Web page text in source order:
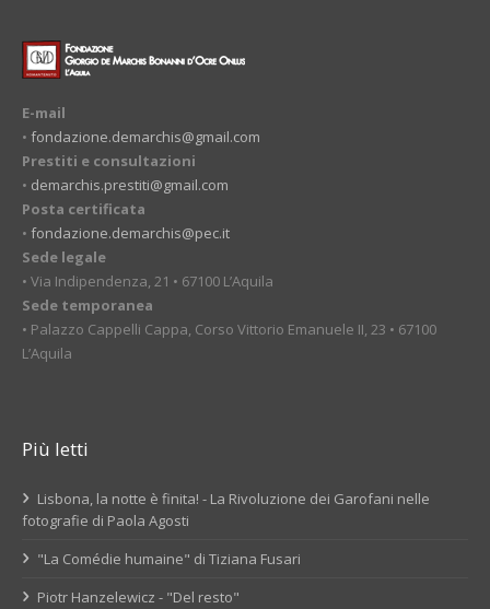
E-mail
• fondazione.demarchis@gmail.com
Prestiti e consultazioni
• demarchis.prestiti@gmail.com
Posta certificata
• fondazione.demarchis@pec.it
Sede legale
• Via Indipendenza, 21 • 67100 L’Aquila
Sede temporanea
• Palazzo Cappelli Cappa, Corso Vittorio Emanuele II, 23 • 67100
L’Aquila
Più letti
Lisbona, la notte è finita! - La Rivoluzione dei Garofani nelle
fotografie di Paola Agosti
"La Comédie humaine" di Tiziana Fusari
Piotr Hanzelewicz - "Del resto"